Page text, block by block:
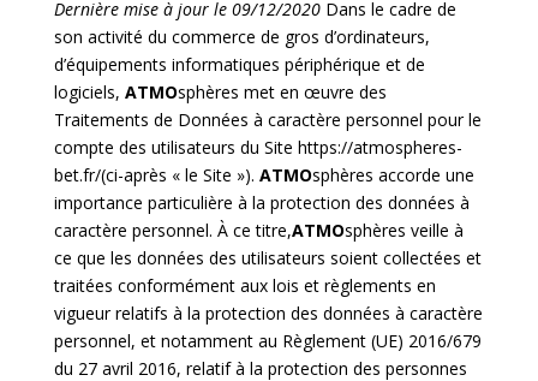
Dernière mise à jour le 09/12/2020Dans le cadre de
son activité du commerce de gros d’ordinateurs,
d’équipements informatiques périphérique et de
logiciels, ATMOsphères met en œuvre des
Traitements de Données à caractère personnel pour le
compte des utilisateurs du Site https://atmospheres-
bet.fr/(ci-après « le Site »). ATMOsphères accorde une
importance particulière à la protection des données à
caractère personnel. À ce titre,ATMOsphères veille à
ce que les données des utilisateurs soient collectées et
traitées conformément aux lois et règlements en
vigueur relatifs à la protection des données à caractère
personnel, et notamment au Règlement (UE) 2016/679
du 27 avril 2016, relatif à la protection des personnes